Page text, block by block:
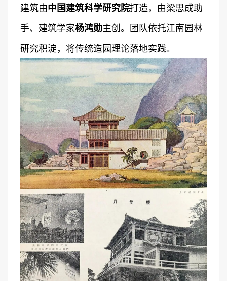
建筑由中国建筑科学研究院打造，由梁思成助
手、建筑学家杨鸿勋主创。团队依托江南园林
研究积淀，将传统造园理论落地实践。